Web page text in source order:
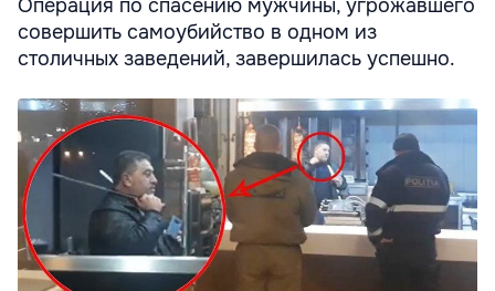
Операция по спасению мужчины, угрожавшего
совершить самоубийство в одном из
столичных заведений, завершилась успешно.